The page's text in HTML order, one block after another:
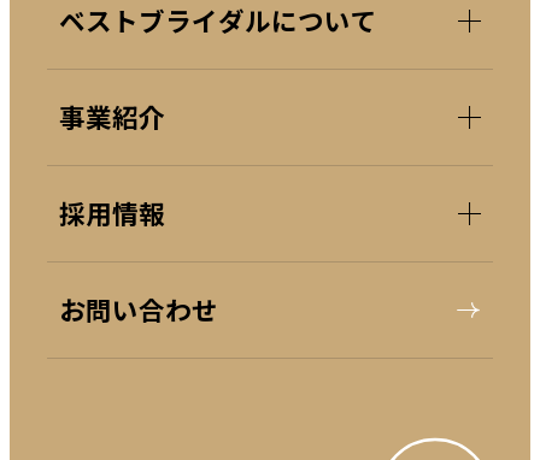
ベストブライダルについて
事業紹介
採用情報
お問い合わせ